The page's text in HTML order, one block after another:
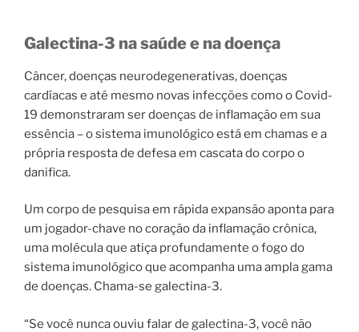
Galectina-3 na saúde e na doença
Câncer, doenças neurodegenerativas, doenças
cardíacas e até mesmo novas infecções como o Covid-
19 demonstraram ser doenças de inflamação em sua
essência – o sistema imunológico está em chamas e a
própria resposta de defesa em cascata do corpo o
danifica.
Um corpo de pesquisa em rápida expansão aponta para
um jogador-chave no coração da inflamação crônica,
uma molécula que atiça profundamente o fogo do
sistema imunológico que acompanha uma ampla gama
de doenças. Chama-se galectina-3.
“Se você nunca ouviu falar de galectina-3, você não